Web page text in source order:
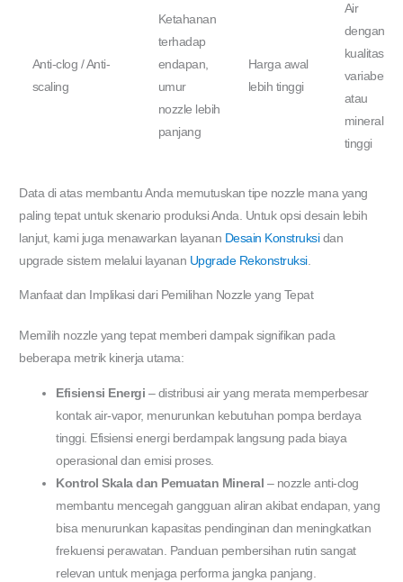
Anti-clog / Anti-
scaling
Ketahanan
terhadap
endapan,
umur
nozzle lebih
panjang
Harga awal
lebih tinggi
Air
dengan
kualitas
variabel
atau
mineral
tinggi
Data di atas membantu Anda memutuskan tipe nozzle mana yang
paling tepat untuk skenario produksi Anda. Untuk opsi desain lebih
lanjut, kami juga menawarkan layanan Desain Konstruksidan
upgrade sistem melalui layanan Upgrade Rekonstruksi.
Manfaat dan Implikasi dari Pemilihan Nozzle yang Tepat
Memilih nozzle yang tepat memberi dampak signifikan pada
beberapa metrik kinerja utama:
Efisiensi Energi – distribusi air yang merata memperbesar
kontak air-vapor, menurunkan kebutuhan pompa berdaya
tinggi. Efisiensi energi berdampak langsung pada biaya
operasional dan emisi proses.
Kontrol Skala dan Pemuatan Mineral – nozzle anti-clog
membantu mencegah gangguan aliran akibat endapan, yang
bisa menurunkan kapasitas pendinginan dan meningkatkan
frekuensi perawatan. Panduan pembersihan rutin sangat
relevan untuk menjaga performa jangka panjang.